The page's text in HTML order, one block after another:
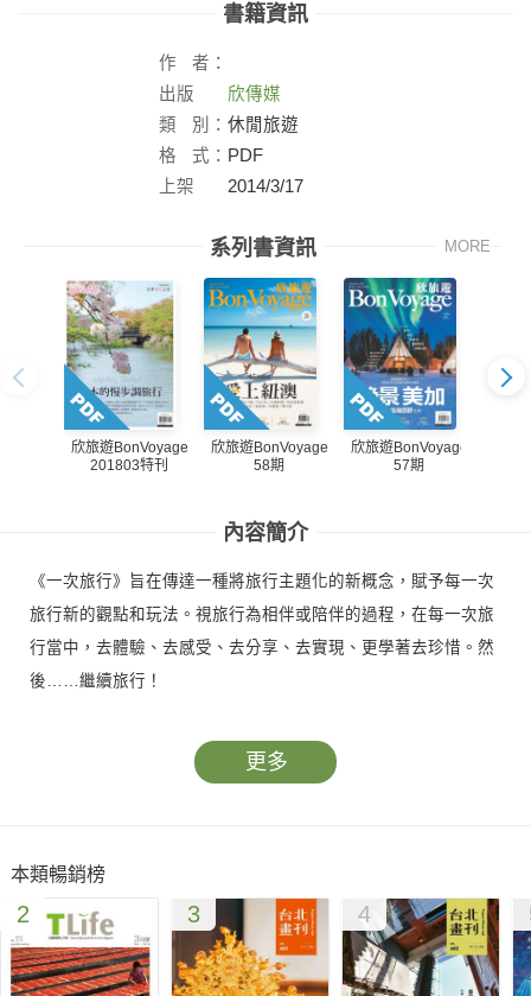
書籍資訊
作
者：
出版
社：
欣傳媒
類
別： 休閒旅遊
格
式： PDF
上架
2014/3/17
系列書資訊 MORE
欣旅遊BonVoyage
201803特刊
欣旅遊BonVoyage
58期
欣旅遊BonVoyage
57期
內容簡介
《一次旅行》旨在傳達一種將旅行主題化的新概念，賦予每一次
旅行新的觀點和玩法。視旅行為相伴或陪伴的過程，在每一次旅
行當中，去體驗、去感受、去分享、去實現、更學著去珍惜。然
後……繼續旅行！
更多
本類暢銷榜
2 3 4